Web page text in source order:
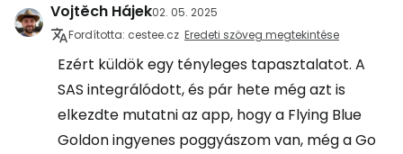
Vojtěch Hájek02. 05. 2025
Fordította: cestee.cz Eredeti szöveg megtekintése
Ezért küldök egy tényleges tapasztalatot. A
SAS integrálódott, és pár hete még azt is
elkezdte mutatni az app, hogy a Flying Blue
Goldon ingyenes poggyászom van, még a Go